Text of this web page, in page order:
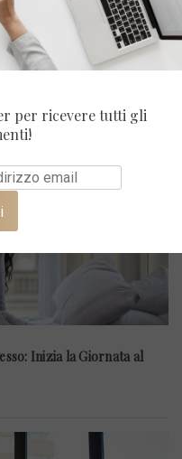
Inizia la Giornata al
per ricevere tutti gli